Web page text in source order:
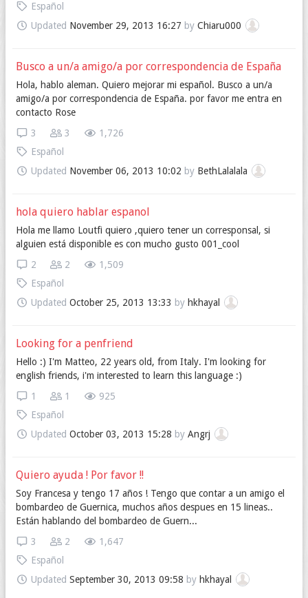
Español
Updated November 29, 2013 16:27 by Chiaru000
Busco a un/a amigo/a por correspondencia de España
Hola, hablo aleman. Quiero mejorar mi español. Busco a un/a
amigo/a por correspondencia de España. por favor me entra en
contacto Rose
1,726
3
3
Español
Updated November 06, 2013 10:02 by BethLalalala
hola quiero hablar espanol
Hola me llamo Loutfi quiero ,quiero tener un corresponsal, si
alguien está disponible es con mucho gusto 001_cool
1,509
2
2
Español
Updated October 25, 2013 13:33 by hkhayal
Looking for a penfriend
Hello :) I'm Matteo, 22 years old, from Italy. I'm looking for
english friends, i'm interested to learn this language :)
925
1
1
Español
Updated October 03, 2013 15:28 by Angrj
Quiero ayuda ! Por favor !!
Soy Francesa y tengo 17 años ! Tengo que contar a un amigo el
bombardeo de Guernica, muchos años despues en 15 lineas..
Están hablando del bombardeo de Guern...
1,647
2
3
Español
Updated September 30, 2013 09:58 by hkhayal